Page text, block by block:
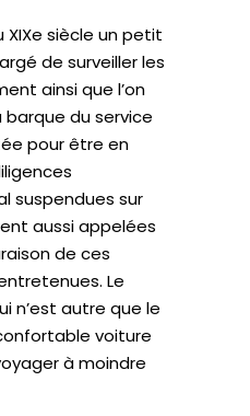
siècle un petit
de surveiller les
ainsi que l’on
du service
pour être en
suspendues sur
aussi appelées
de ces
Le
n’est autre que le
voiture
à moindre